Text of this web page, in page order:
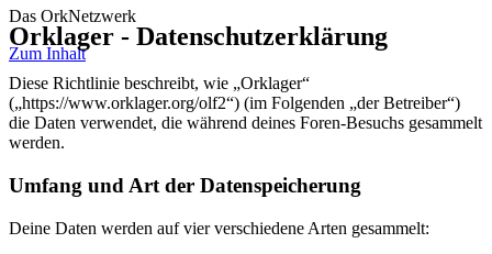
Das OrkNetzwerk
Zum Inhalt
Orklager - Datenschutzerklärung
Diese Richtlinie beschreibt, wie „Orklager“
(„https://www.orklager.org/olf2“) (im Folgenden „der Betreiber“)
die Daten verwendet, die während deines Foren-Besuchs gesammelt
werden.
Umfang und Art der Datenspeicherung
Deine Daten werden auf vier verschiedene Arten gesammelt: